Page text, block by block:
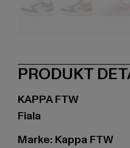
PRODUKT
KAPPA FTW
Fiala
Marke: Kappa FTW